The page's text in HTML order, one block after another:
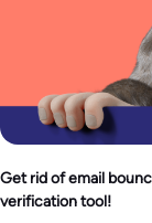
Get rid of email
verification tool!